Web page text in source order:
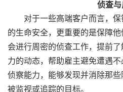
侦查
对于一些高端客户而言，
的生命安全，更重要的是保障
会进行周密的侦查工作，提前
力的动态，帮助雇主避免遭遇
侦察能力，能够发现并消除那
被监视或追踪的目标。